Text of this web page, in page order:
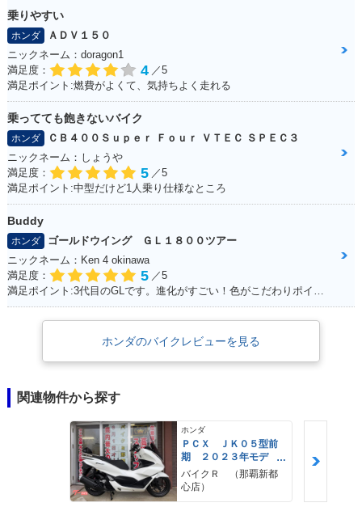
乗りやすい
ホンダ
ＡＤＶ１５０
ニックネーム：doragon1
満足度：
4 ／5
満足ポイント:燃費がよくて、気持ちよく走れる
乗ってても飽きないバイク
ホンダ
ＣＢ４００Ｓｕｐｅｒ Ｆｏｕｒ ＶＴＥＣ ＳＰＥＣ３
ニックネーム：しょうや
満足度：
5 ／5
満足ポイント:中型だけど1人乗り仕様なところ
Buddy
ホンダ
ゴールドウイング ＧＬ１８００ツアー
ニックネーム：Ken 4 okinawa
満足度：
5 ／5
満足ポイント:3代目のGLです。進化がすごい！色がこだわりポイントです。
ホンダのバイクレビューを見る
関連物件から探す
ホンダ
ＰＣＸ ＪＫ０５型前
期 ２０２３年モデ
ル 純正ロングスクリ
ーン ＫＩＴＡＣＯバ
ックレスト 純正セキ
バイクＲ （那覇新都
心店）